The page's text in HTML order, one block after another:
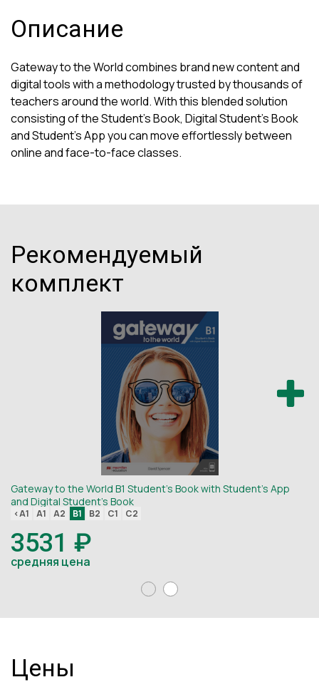
Описание
Gateway to the World combines brand new content and
digital tools with a methodology trusted by thousands of
teachers around the world. With this blended solution
consisting of the Student's Book, Digital Student's Book
and Student's App you can move effortlessly between
online and face-to-face classes.
Рекомендуемый
комплект
Gateway to the World B1 Student's Book with Student's App
and Digital Student's Book
<A1 A1 A2 B1 B2 C1 C2
3531 ₽
средняя цена
Цены